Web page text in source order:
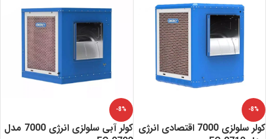
-8%
کولر سلولزی 7000 اقتصادی انرژی
-8%
کولر آبی سلولزی انرژی 7000 مدل